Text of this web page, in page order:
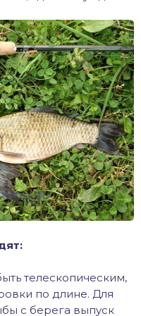
телескопическим,
по длине. Для
с берега выпуск